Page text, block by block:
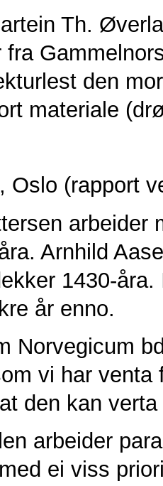
Th.
den
materiale
Oslo (rapport
arbeider
Arnhild
1430-
år enno.
Norvegicum
vi har
den kan
arbeider
ei viss